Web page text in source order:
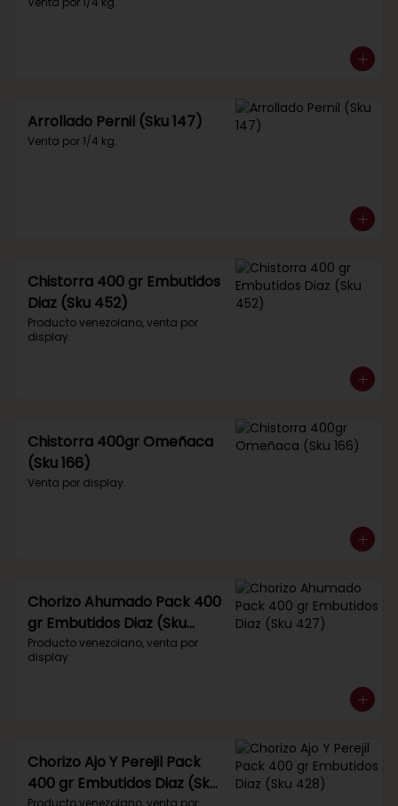
Arrollado Pernil (Sku 147)
Venta por 1/4 kg.
Chistorra 400 gr Embutidos
Diaz (Sku 452)
Producto venezolano, venta por
display.
Chistorra 400gr Omeñaca
(Sku 166)
Venta por display.
Chorizo Ahumado Pack 400
gr Embutidos Diaz (Sku
427)
Producto venezolano, venta por
display.
Chorizo Ajo Y Perejil Pack
400 gr Embutidos Diaz (Sku
Producto venezolano, venta por